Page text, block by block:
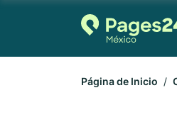
Página de Inicio